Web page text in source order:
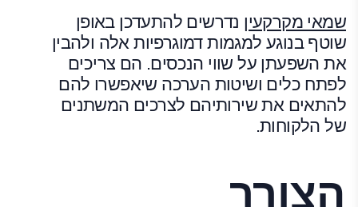
שמאי מקרקעין נדרשים להתעדכן באופן
שוטף בנוגע למגמות דמוגרפיות אלה ולהבין
את השפעתן על שווי הנכסים. הם צריכים
לפתח כלים ושיטות הערכה שיאפשרו להם
להתאים את שירותיהם לצרכים המשתנים
של הלקוחות.
הצורך